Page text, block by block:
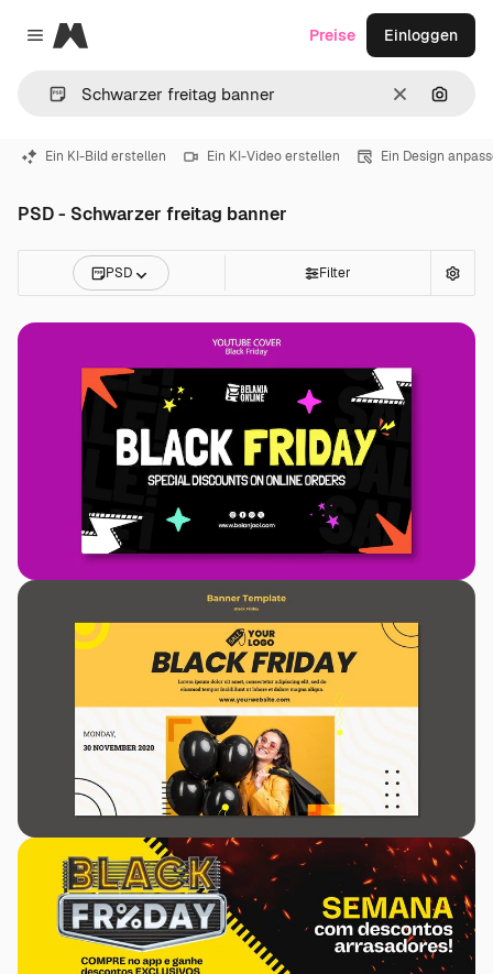
Close menu
Magnific
LöschenNach
Preise Einloggen
Ein KI-Bild erstellen Ein KI-Video erstellen Ein Design
PSD - Schwarzer freitag banner
PSD Filter